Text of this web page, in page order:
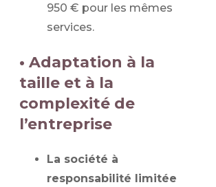
950 € pour les mêmes
services.
• Adaptation à la
taille et à la
complexité de
l’entreprise
La société à
responsabilité limitée